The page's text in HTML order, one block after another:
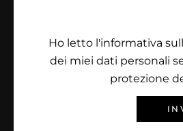
Ho letto l'informativa
dei miei dati personali
protezione